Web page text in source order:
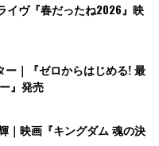
イヴ『春だったね2026』映
ー｜『ゼロからはじめる! 最
』発売
｜映画『キングダム 魂の決